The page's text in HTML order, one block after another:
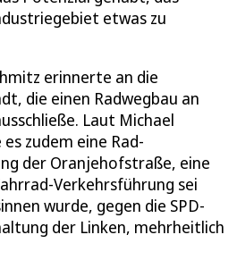
etwas zu
erinnerte an die
die einen Radwegbau an
Laut Michael
zudem eine Rad-
der Oranjehofstraße, eine
Verkehrsführung sei
wurde, gegen die SPD-
der Linken, mehrheitlich